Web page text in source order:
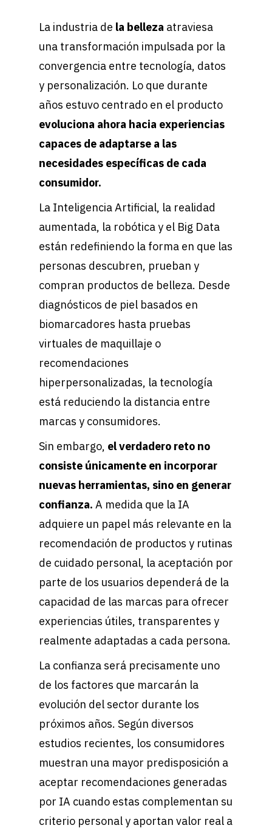
La industria de la belleza atraviesa
una transformación impulsada por la
convergencia entre tecnología, datos
y personalización. Lo que durante
años estuvo centrado en el producto
evoluciona ahora hacia experiencias
capaces de adaptarse a las
necesidades específicas de cada
consumidor.
La Inteligencia Artificial, la realidad
aumentada, la robótica y el Big Data
están redefiniendo la forma en que las
personas descubren, prueban y
compran productos de belleza. Desde
diagnósticos de piel basados en
biomarcadores hasta pruebas
virtuales de maquillaje o
recomendaciones
hiperpersonalizadas, la tecnología
está reduciendo la distancia entre
marcas y consumidores.
Sin embargo, el verdadero reto no
consiste únicamente en incorporar
nuevas herramientas, sino en generar
confianza. A medida que la IA
adquiere un papel más relevante en la
recomendación de productos y rutinas
de cuidado personal, la aceptación por
parte de los usuarios dependerá de la
capacidad de las marcas para ofrecer
experiencias útiles, transparentes y
realmente adaptadas a cada persona.
La confianza será precisamente uno
de los factores que marcarán la
evolución del sector durante los
próximos años. Según diversos
estudios recientes, los consumidores
muestran una mayor predisposición a
aceptar recomendaciones generadas
por IA cuando estas complementan su
criterio personal y aportan valor real a